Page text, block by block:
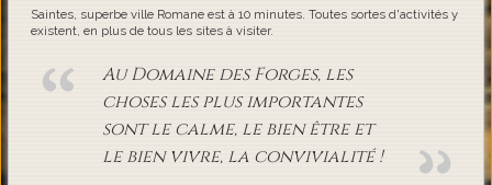
Saintes, superbe ville Romane est à 10 minutes. Toutes sortes d'activités y
existent, en plus de tous les sites à visiter.
Au Domaine des Forges, les
choses les plus importantes
sont le calme, le bien être et
le bien vivre, la convivialité !